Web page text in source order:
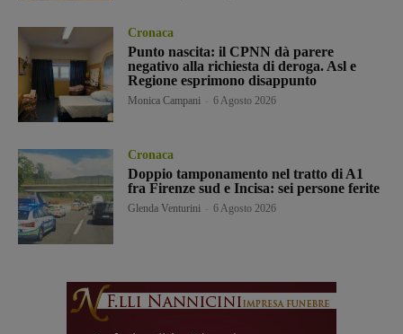
Cronaca
Punto nascita: il CPNN dà parere
negativo alla richiesta di deroga. Asl e
Regione esprimono disappunto
Monica Campani 6 Agosto 2026
Cronaca
Doppio tamponamento nel tratto di A1
fra Firenze sud e Incisa: sei persone ferite
Glenda Venturini 6 Agosto 2026